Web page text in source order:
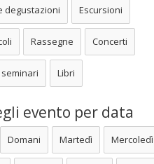
degustazioni Escursioni
Rassegne Concerti
Libri
evento per data
Domani Martedì Mercoledì